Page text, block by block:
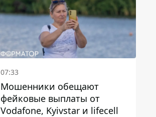
07:33
Мошенники обещают
фейковые выплаты от
Vodafone, Kyivstar и lifecell